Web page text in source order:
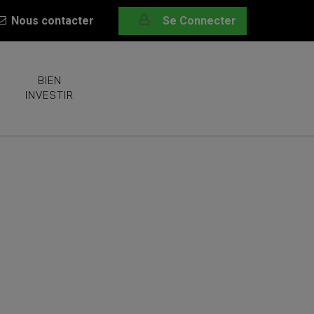
Nous contacter Se Connecter
BIEN
INVESTIR